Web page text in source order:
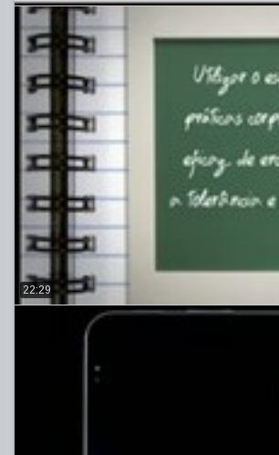
22:29